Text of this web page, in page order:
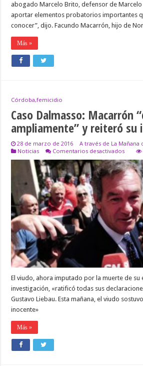
abogado Marcelo Brito, defensor de Marcelo
aportar elementos probatorios importantes
conocer”, dijo. Facundo Macarrón, hijo de
Más »
Córdoba,femicidio
Caso Dalmasso: Macarrón
ampliamente” y reiteró su
28 de marzo de 2016
A través de La Mañana
Noticias
Comentarios desactivadosen
Caso
y
su
El viudo, ahora imputado por la muerte de su
investigación, «ratificó todas sus
Gustavo Liebau. Esta mañana, el viudo
inocente»
Más »